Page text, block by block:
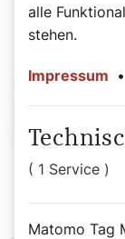
alle
stehen.
Impressum •
( 1 Service )
Matomo Tag